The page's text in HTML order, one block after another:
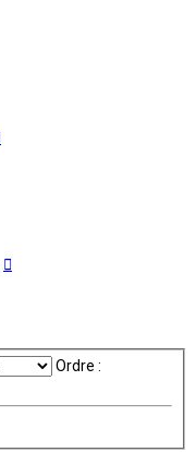
Ordre :